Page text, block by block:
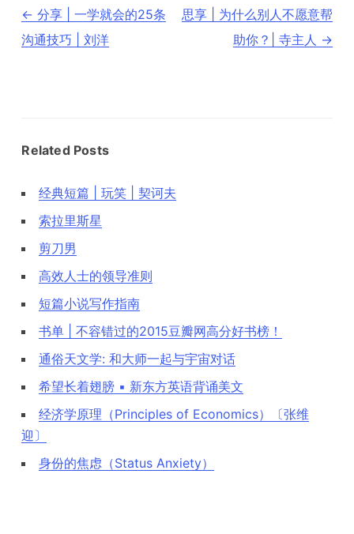
文
章
导
← 分享 | 一学就会的25条
沟通技巧 | 刘洋
思享 | 为什么别人不愿意帮
助你？| 寺主人 →
Related Posts
经典短篇 | 玩笑 | 契诃夫
索拉里斯星
剪刀男
高效人士的领导准则
短篇小说写作指南
书单 | 不容错过的2015豆瓣网高分好书榜！
通俗天文学: 和大师一起与宇宙对话
希望长着翅膀 ▪ 新东方英语背诵美文
经济学原理（Principles of Economics）〔张维
迎〕
身份的焦虑（Status Anxiety）